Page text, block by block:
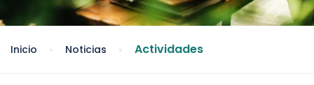
Inicio Noticias Actividades